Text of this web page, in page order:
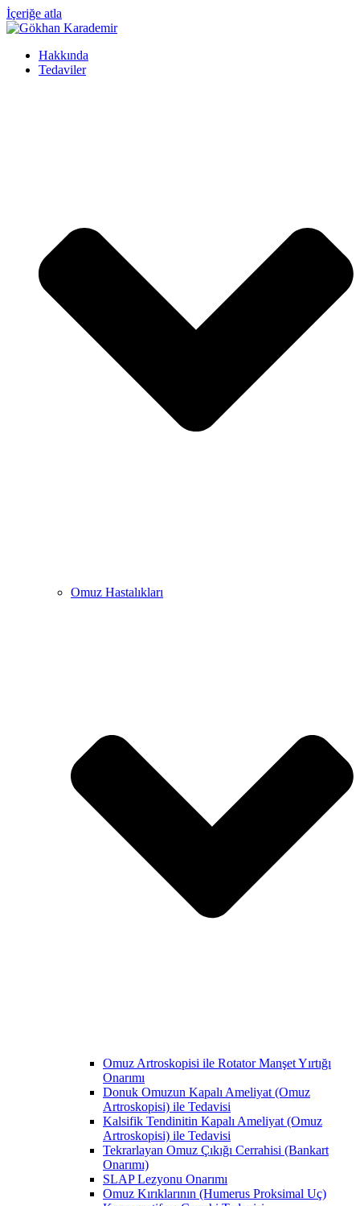
İçeriğe atla
Hakkında
Tedaviler
Omuz Hastalıkları
Omuz Artroskopisi ile Rotator Manşet Yırtığı
Onarımı
Donuk Omuzun Kapalı Ameliyat (Omuz
Artroskopisi) ile Tedavisi
Kalsifik Tendinitin Kapalı Ameliyat (Omuz
Artroskopisi) ile Tedavisi
Tekrarlayan Omuz Çıkığı Cerrahisi (Bankart
Onarımı)
SLAP Lezyonu Onarımı
Omuz Kırıklarının (Humerus Proksimal Uç)